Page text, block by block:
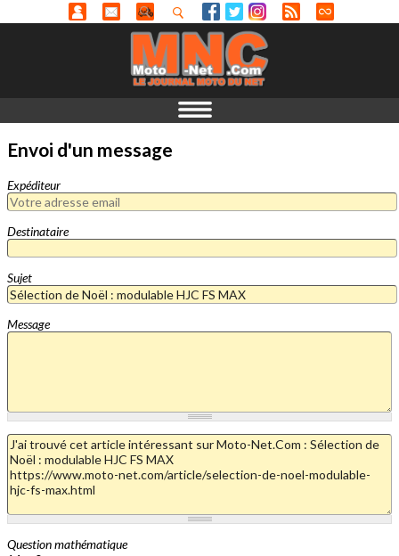
Envoi d'un message
Expéditeur
Destinataire
Sujet
Message
Question mathématique